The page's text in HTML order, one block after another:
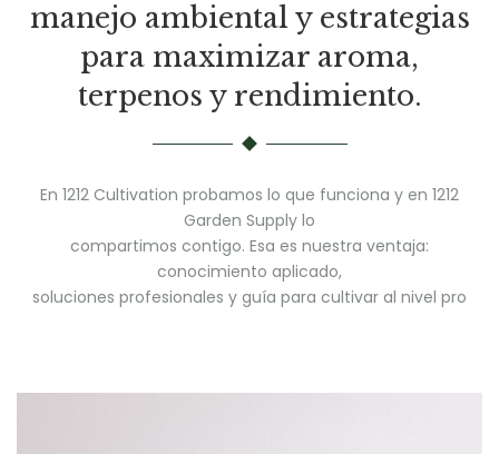
manejo ambiental y estrategias
para maximizar aroma,
terpenos y rendimiento.
En 1212 Cultivation probamos lo que funciona y en 1212
Garden Supply lo
compartimos contigo. Esa es nuestra ventaja:
conocimiento aplicado,
soluciones profesionales y guía para cultivar al nivel pro